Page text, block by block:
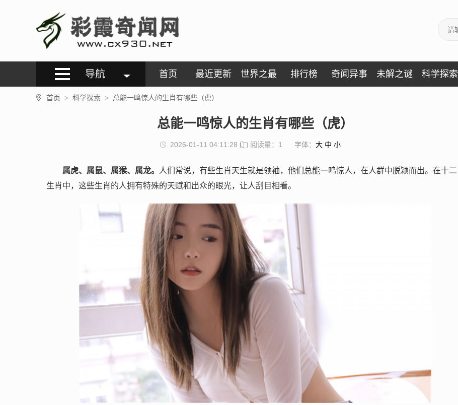
导航 首页 最近更新 世界之最 排行榜 奇闻异事 未解之谜 科学探索
首页 > 科学探索 > 总能一鸣惊人的生肖有哪些（虎）
总能一鸣惊人的生肖有哪些（虎）
2026-01-11 04:11:28 阅读量：1 字体： 大 中 小
属虎、属鼠、属猴、属龙。
人们常说，有些生肖天生就是领袖，他们总能一鸣惊人，在人群中脱颖而出。在十二
生肖中，这些生肖的人拥有特殊的天赋和出众的眼光，让人刮目相看。